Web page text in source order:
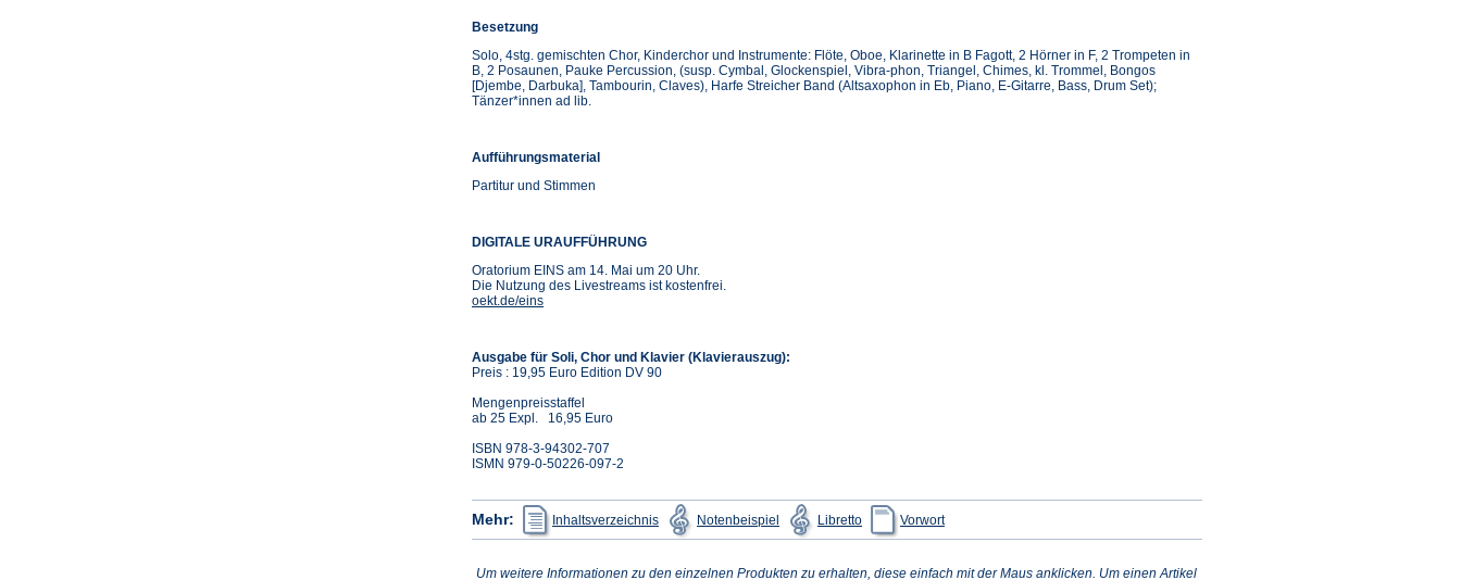
Besetzung
Solo, 4stg. gemischten Chor, Kinderchor und Instrumente: Flöte, Oboe, Klarinette in B Fagott, 2 Hörner in F, 2 Trompeten in
B, 2 Posaunen, Pauke Percussion, (susp. Cymbal, Glockenspiel, Vibra-phon, Triangel, Chimes, kl. Trommel, Bongos
[Djembe, Darbuka], Tambourin, Claves), Harfe Streicher Band (Altsaxophon in Eb, Piano, E-Gitarre, Bass, Drum Set);
Tänzer*innen ad lib.
Aufführungsmaterial
Partitur und Stimmen
DIGITALE URAUFFÜHRUNG
Oratorium EINS am 14. Mai um 20 Uhr.
Die Nutzung des Livestreams ist kostenfrei.
oekt.de/eins(Öffnet
Tab)
Ausgabe für Soli, Chor und Klavier (Klavierauszug):
Preis : 19,95 Euro Edition DV 90
Mengenpreisstaffel
ab 25 Expl. 16,95 Euro
ISBN 978-3-94302-707
ISMN 979-0-50226-097-2
Mehr: Inhaltsverzeichnis
(Öffnet
in
einem
Tab)
Notenbeispiel
(Öffnet
in
einem
Tab)
Libretto
(Öffnet
in
einem
Tab)
Vorwortin
einem
Tab)
Um weitere Informationen zu den einzelnen Produkten zu erhalten, diese einfach mit der Maus anklicken. Um einen Artikel